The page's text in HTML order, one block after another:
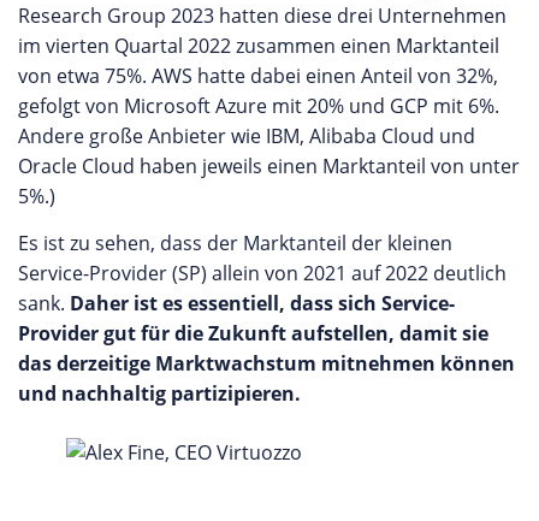
Research Group 2023 hatten diese drei Unternehmen
im vierten Quartal 2022 zusammen einen Marktanteil
von etwa 75%. AWS hatte dabei einen Anteil von 32%,
gefolgt von Microsoft Azure mit 20% und GCP mit 6%.
Andere große Anbieter wie IBM, Alibaba Cloud und
Oracle Cloud haben jeweils einen Marktanteil von unter
5%.)
Es ist zu sehen, dass der Marktanteil der kleinen
Service-Provider (SP) allein von 2021 auf 2022 deutlich
sank. Daher ist es essentiell, dass sich Service-
Provider gut für die Zukunft aufstellen, damit sie
das derzeitige Marktwachstum mitnehmen können
und nachhaltig partizipieren.